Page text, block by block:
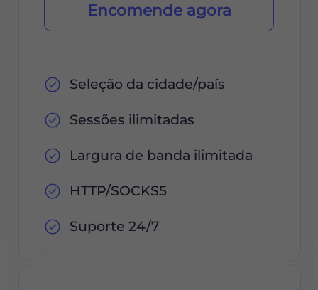
Encomende agora
Seleção da cidade/país
Sessões ilimitadas
Largura de banda ilimitada
HTTP/SOCKS5
Suporte 24/7